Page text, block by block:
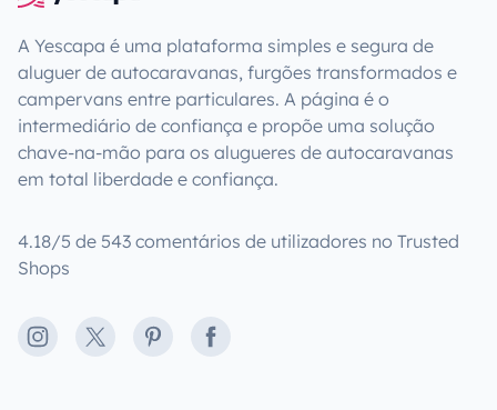
A Yescapa é uma plataforma simples e segura de
aluguer de autocaravanas, furgões transformados e
campervans entre particulares. A página é o
intermediário de confiança e propõe uma solução
chave-na-mão para os alugueres de autocaravanas
em total liberdade e confiança.
4.18/5 de 543 comentários de utilizadores no Trusted
Shops
Instagram
X PinterestFacebook